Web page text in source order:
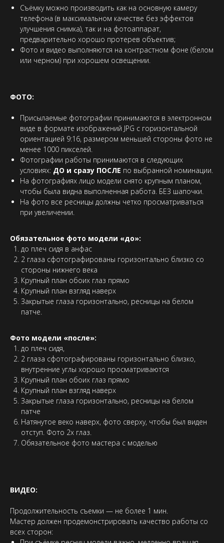
Съёмку можно производить как на основную камеру
телефона (в максимальном качестве без эффектов
улучшения снимка), так и на фотоаппарат,
предварительно хорошо протерев объектив;
Фото и видео выполняются на контрастном фоне (белом
или черном) при хорошем освещении.
ФОТО:
Присылаемые фотографии принимаются в электронном
виде в формате изображений JPG с горизонтальной
ориентацией 9:16, размером меньшей стороны фото не
менее 1000 пикселей.
Фотографии работы принимаются в следующих
условиях: ДО и сразу ПОСЛЕ по выбранной номинации.
На фотографиях лицо модели снято крупным планом,
чтобы была видна выполненная работа. БЕЗ шапочки.
На фото все ресницы должны четко просматриваться
при увеличении.
Обязательное фото модели «до»:
до плеч сидя в анфас
2 глаза сфотографированы горизонтально близко со
стороны нижнего века
Крупный план обоих глаз прямо
Крупный план взгляд наверх
Закрытые глаза горизонтально, ресницы на белом
патче.
Фото модели «после»:
до плеч сидя,
2 глаза сфотографированы горизонтально близко,
внутренние углы хорошо просматриваются
Крупный план обоих глаз прямо
Крупный план взгляд наверх
Закрытые глаза горизонтально, ресницы на белом
патче
Натянутое веко наверх, фото сверху, чтобы был виден
отступ. Фото 2х глаз.
Обязательное фото мастера с моделью
ВИДЕО:
Продолжительность съемки — не более 1 мин.
Мастер должен продемонстрировать качество работы со
всех сторон: